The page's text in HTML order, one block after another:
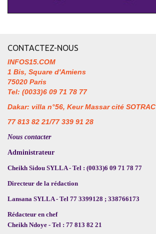
CONTACTEZ-NOUS
INFOS15.COM
1 Bis, Square d'Amiens
75020 Paris
Tel: (0033)6 09 71 78 77
Dakar: villa n°56, Keur Massar cité SOTRAC
77 813 82 21/77 339 91 28
Nous contacter
Administrateur
Cheikh Sidou SYLLA - Tel : (0033)6 09 71 78 77
Directeur de la rédaction
Lansana SYLLA - Tel 77 3399128 ; 338766173
Rédacteur en chef
Cheikh Ndoye - Tel : 77 813 82 21